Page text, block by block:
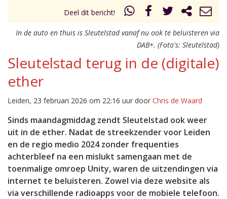
Deel dit bericht!
In de auto en thuis is Sleutelstad vanaf nu ook te beluisteren via
DAB+. (Foto's: Sleutelstad)
Sleutelstad terug in de (digitale)
ether
Leiden, 23 februari 2026 om 22:16 uur door Chris de Waard
Sinds maandagmiddag zendt Sleutelstad ook weer
uit in de ether. Nadat de streekzender voor Leiden
en de regio medio 2024 zonder frequenties
achterbleef na een mislukt samengaan met de
toenmalige omroep Unity, waren de uitzendingen via
internet te beluisteren. Zowel via deze website als
via verschillende radioapps voor de mobiele telefoon.